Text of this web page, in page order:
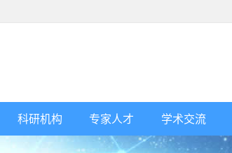
科研机构 专家人才 学术交流